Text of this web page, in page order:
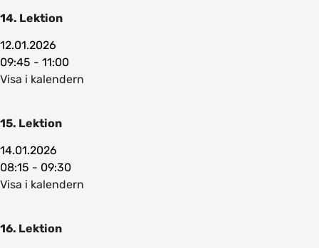
14. Lektion
12.01.2026
09:45 - 11:00
Visa i kalendern
15. Lektion
14.01.2026
08:15 - 09:30
Visa i kalendern
16. Lektion